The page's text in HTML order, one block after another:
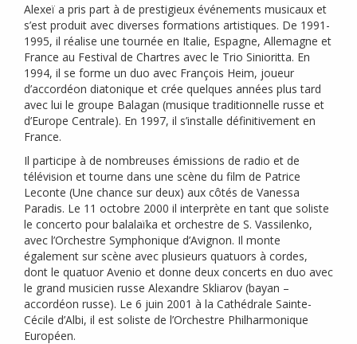
Alexeï a pris part à de prestigieux événements musicaux et
s’est produit avec diverses formations artistiques. De 1991-
1995, il réalise une tournée en Italie, Espagne, Allemagne et
France au Festival de Chartres avec le Trio Sinioritta. En
1994, il se forme un duo avec François Heim, joueur
d’accordéon diatonique et crée quelques années plus tard
avec lui le groupe Balagan (musique traditionnelle russe et
d’Europe Centrale). En 1997, il s’installe définitivement en
France.
Il participe à de nombreuses émissions de radio et de
télévision et tourne dans une scène du film de Patrice
Leconte (Une chance sur deux) aux côtés de Vanessa
Paradis. Le 11 octobre 2000 il interprète en tant que soliste
le concerto pour balalaïka et orchestre de S. Vassilenko,
avec l’Orchestre Symphonique d’Avignon. Il monte
également sur scène avec plusieurs quatuors à cordes,
dont le quatuor Avenio et donne deux concerts en duo avec
le grand musicien russe Alexandre Skliarov (bayan –
accordéon russe). Le 6 juin 2001 à la Cathédrale Sainte-
Cécile d’Albi, il est soliste de l’Orchestre Philharmonique
Européen.